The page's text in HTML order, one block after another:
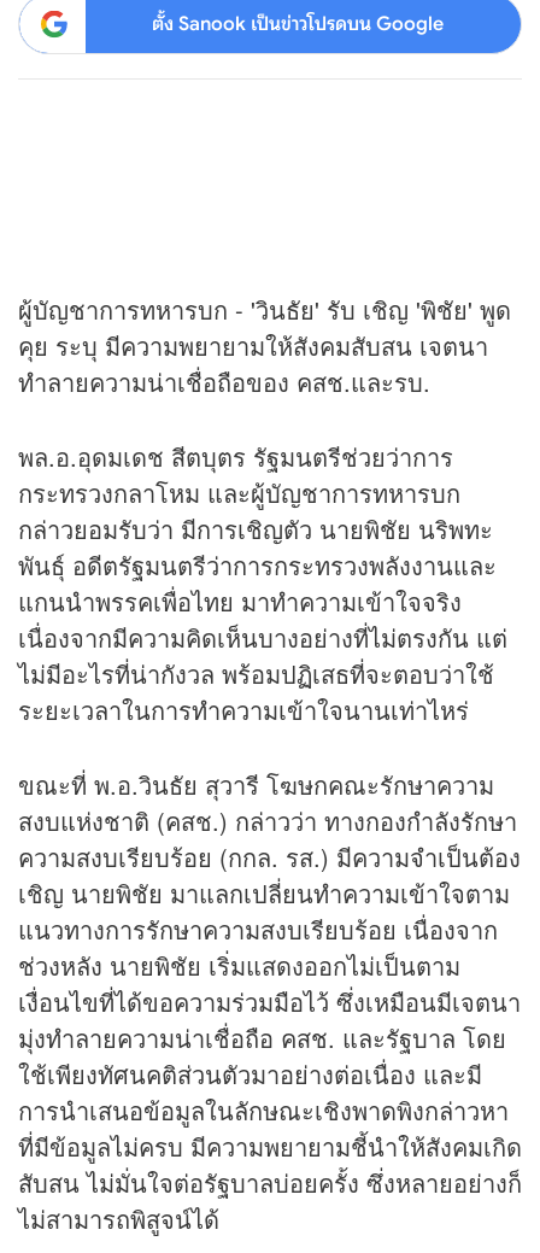
ตั้ง Sanook เป็นข่าวโปรดบน Google
ผู้บัญชาการทหารบก - 'วินธัย' รับ เชิญ 'พิชัย' พูด
คุย ระบุ มีความพยายามให้สังคมสับสน เจตนา
ทำลายความน่าเชื่อถือของ คสช.และรบ.
พล.อ.อุดมเดช สีตบุตร รัฐมนตรีช่วยว่าการ
กระทรวงกลาโหม และผู้บัญชาการทหารบก
กล่าวยอมรับว่า มีการเชิญตัว นายพิชัย นริพทะ
พันธุ์ อดีตรัฐมนตรีว่าการกระทรวงพลังงานและ
แกนนำพรรคเพื่อไทย มาทำความเข้าใจจริง
เนื่องจากมีความคิดเห็นบางอย่างที่ไม่ตรงกัน แต่
ไม่มีอะไรที่น่ากังวล พร้อมปฏิเสธที่จะตอบว่าใช้
ระยะเวลาในการทำความเข้าใจนานเท่าไหร่
ขณะที่ พ.อ.วินธัย สุวารี โฆษกคณะรักษาความ
สงบแห่งชาติ (คสช.) กล่าวว่า ทางกองกำลังรักษา
ความสงบเรียบร้อย (กกล. รส.) มีความจำเป็นต้อง
เชิญ นายพิชัย มาแลกเปลี่ยนทำความเข้าใจตาม
แนวทางการรักษาความสงบเรียบร้อย เนื่องจาก
ช่วงหลัง นายพิชัย เริ่มแสดงออกไม่เป็นตาม
เงื่อนไขที่ได้ขอความร่วมมือไว้ ซึ่งเหมือนมีเจตนา
มุ่งทำลายความน่าเชื่อถือ คสช. และรัฐบาล โดย
ใช้เพียงทัศนคติส่วนตัวมาอย่างต่อเนื่อง และมี
การนำเสนอข้อมูลในลักษณะเชิงพาดพิงกล่าวหา
ที่มีข้อมูลไม่ครบ มีความพยายามชี้นำให้สังคมเกิด
สับสน ไม่มั่นใจต่อรัฐบาลบ่อยครั้ง ซึ่งหลายอย่างก็
ไม่สามารถพิสูจน์ได้